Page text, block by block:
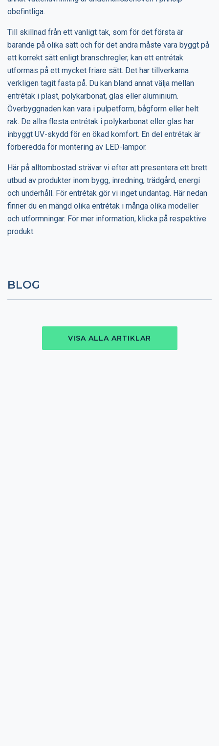
obefintliga.
Till skillnad från ett vanligt tak, som för det första är
bärande på olika sätt och för det andra måste vara byggt på
ett korrekt sätt enligt branschregler, kan ett entrétak
utformas på ett mycket friare sätt. Det har tillverkarna
verkligen tagit fasta på. Du kan bland annat välja mellan
entrétak i plast, polykarbonat, glas eller aluminium.
Överbyggnaden kan vara i pulpetform, bågform eller helt
rak. De allra flesta entrétak i polykarbonat eller glas har
inbyggt UV-skydd för en ökad komfort. En del entrétak är
förberedda för montering av LED-lampor.
Här på alltombostad strävar vi efter att presentera ett brett
utbud av produkter inom bygg, inredning, trädgård, energi
och underhåll. För entrétak gör vi inget undantag. Här nedan
finner du en mängd olika entrétak i många olika modeller
och utformningar. För mer information, klicka på respektive
produkt.
BLOG
VISA ALLA ARTIKLAR